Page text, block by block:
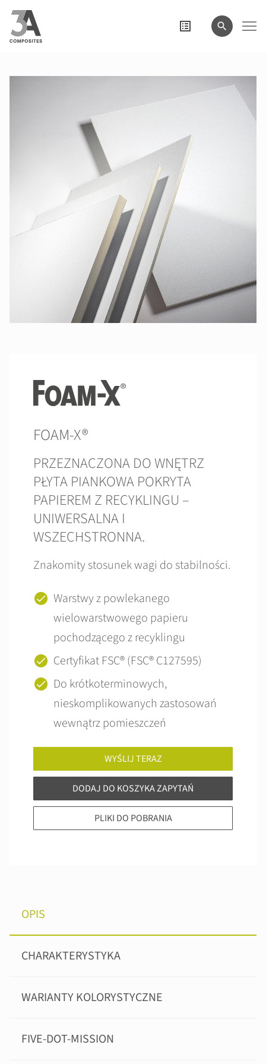
wyszukiwane
hasło
FOAM-X®
PRZEZNACZONA DO WNĘTRZ
PŁYTA PIANKOWA POKRYTA
PAPIEREM Z RECYKLINGU –
UNIWERSALNA I
WSZECHSTRONNA.
Znakomity stosunek wagi do stabilności.
Warstwy z powlekanego
wielowarstwowego papieru
pochodzącego z recyklingu
Certyfikat FSC® (FSC® C127595)
Do krótkoterminowych,
nieskomplikowanych zastosowań
wewnątrz pomieszczeń
WYŚLIJ TERAZ
DODAJ DO KOSZYKA ZAPYTAŃ
PLIKI DO POBRANIA
OPIS
CHARAKTERYSTYKA
WARIANTY KOLORYSTYCZNE
FIVE-DOT-MISSION